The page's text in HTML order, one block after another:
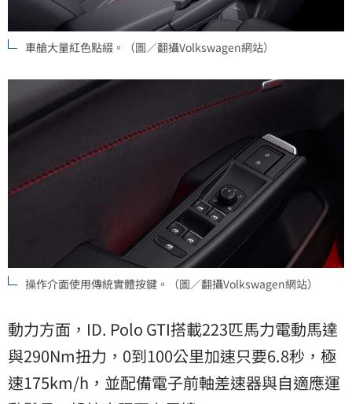
車艙大量紅色點綴。（圖／翻攝Volkswagen網站）
操作介面使用傳統實體按鍵。（圖／翻攝Volkswagen網站）
動力方面，ID. Polo GTI搭載223匹馬力電動馬達
與290Nm扭力，0到100公里加速只要6.8秒，極
速175km/h，並配備電子前軸差速器與自適應運